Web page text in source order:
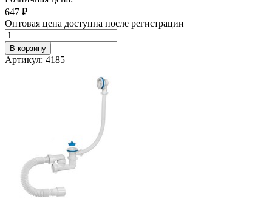
647 ₽
Оптовая цена доступна после регистрации
В корзину
Артикул: 4185